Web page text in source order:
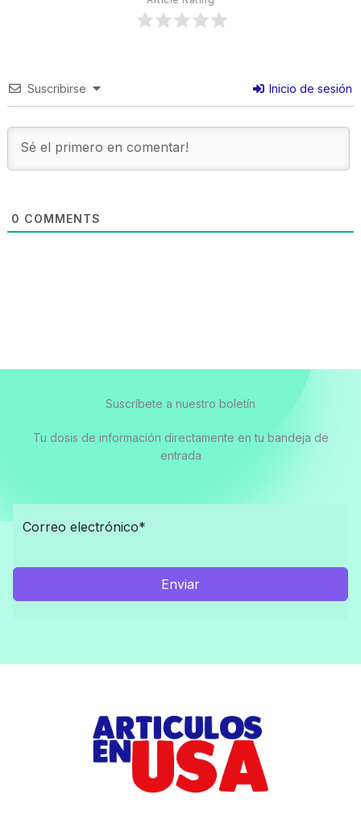
Suscribirse Inicio de sesión
0 COMMENTS
Suscríbete a nuestro boletín
Tu dosis de información directamente en tu bandeja de
entrada
Enviar